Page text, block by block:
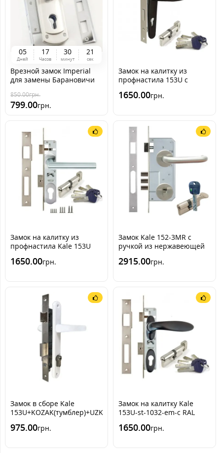
05
Дней
17
Часов
30
минут
20
сек
Врезной замок Imperial
для замены Барановичи
850.00грн.
799.00грн.
Замок на калитку из
профнастила 153U с
(комплект)
1650.00грн.
Замок на калитку из
профнастила Kale 153U
(нержавеющая сталь)
1650.00грн.
Замок Kale 152-3MR с
ручкой из нержавеющей
Integrator)
2915.00грн.
Замок в сборе Kale
153U+KOZAK(тумблер)+UZK(белая)
975.00грн.
Замок на калитку Kale
153U-st-1032-em-c RAL
1650.00грн.